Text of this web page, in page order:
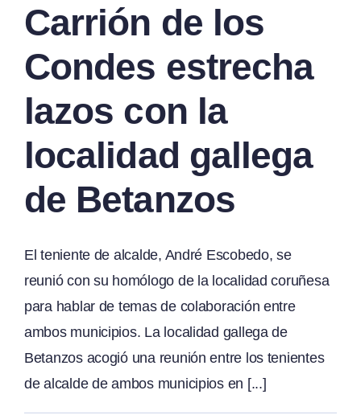
Carrión de los
Condes estrecha
lazos con la
localidad gallega
de Betanzos
El teniente de alcalde, André Escobedo, se
reunió con su homólogo de la localidad coruñesa
para hablar de temas de colaboración entre
ambos municipios. La localidad gallega de
Betanzos acogió una reunión entre los tenientes
de alcalde de ambos municipios en [...]